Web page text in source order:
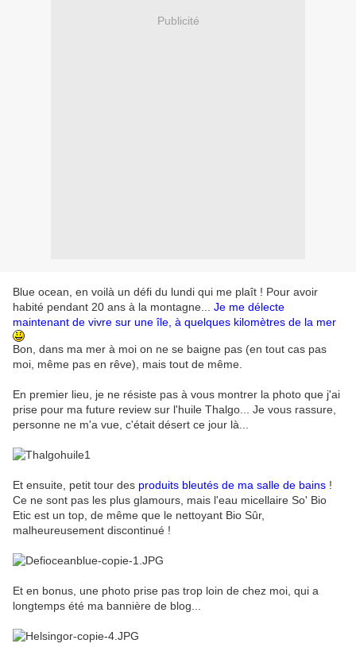
Publicité
Blue ocean, en voilà un défi du lundi qui me plaît ! Pour avoir
habité pendant 20 ans à la montagne... Je me délecte
maintenant de vivre sur une île, à quelques kilomètres de la mer
Bon, dans ma mer à moi on ne se baigne pas (en tout cas pas
moi, même pas en rêve), mais tout de même.
En premier lieu, je ne résiste pas à vous montrer la photo que j'ai
prise pour ma future review sur l'huile Thalgo... Je vous rassure,
personne ne m'a vue, c'était désert ce jour là...
Et ensuite, petit tour des produits bleutés de ma salle de bains !
Ce ne sont pas les plus glamours, mais l'eau micellaire So' Bio
Etic est un top, de même que le nettoyant Bio Sûr,
malheureusement discontinué !
Et en bonus, une photo prise pas trop loin de chez moi, qui a
longtemps été ma bannière de blog...